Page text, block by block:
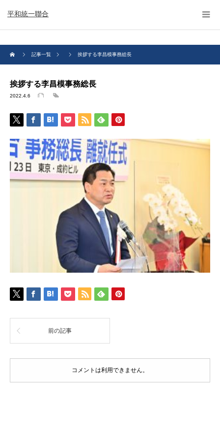
平和統一聯合
記事一覧 挨拶する李昌模事務総長
挨拶する李昌模事務総長
2022.4.6
前の記事
コメントは利用できません。